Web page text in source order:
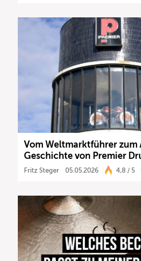
Vom Weltmarktführer zum
Geschichte von Premier
Fritz Steger 05.05.2026 4,8 / 5